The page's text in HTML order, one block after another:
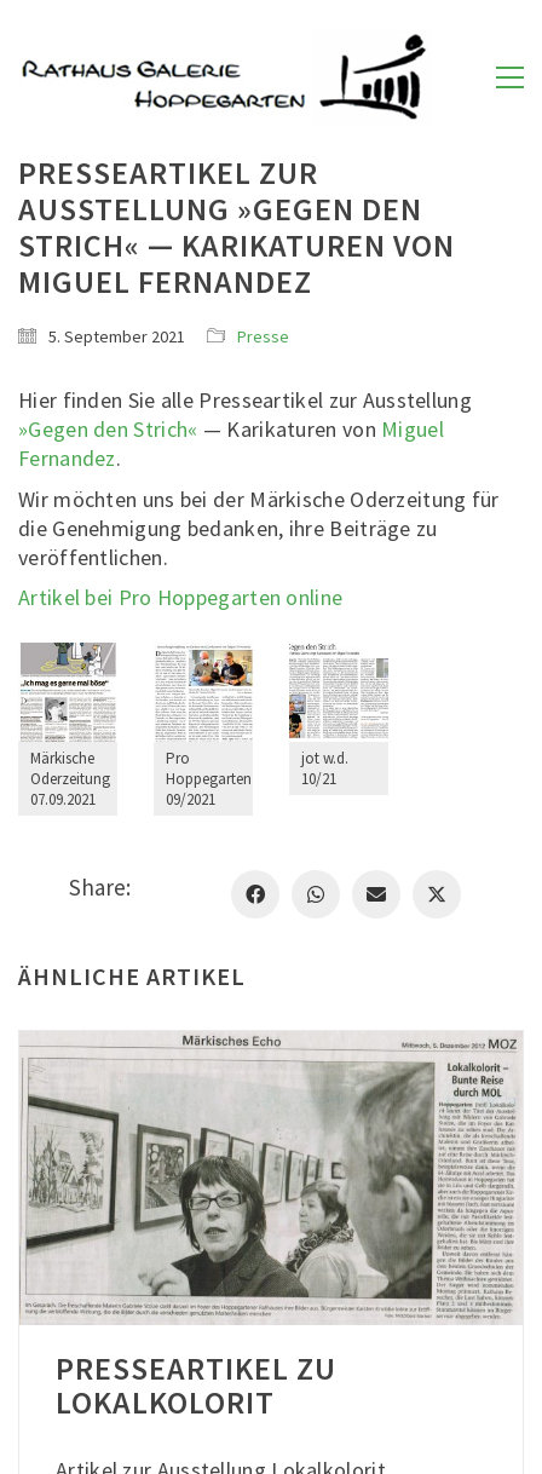
PRESSEARTIKEL ZUR
AUSSTELLUNG »GEGEN DEN
STRICH« — KARIKATUREN VON
MIGUEL FERNANDEZ
5. September 2021 Presse
Hier finden Sie alle Presseartikel zur Ausstellung
»Gegen den Strich« — Karikaturen von Miguel
Fernandez.
Wir möchten uns bei der Märkische Oderzeitung für
die Genehmigung bedanken, ihre Beiträge zu
veröffentlichen.
Artikel bei Pro Hoppegarten online
Märkische
Oderzeitung
07.09.2021
Pro
Hoppegarten
09/2021
jot w.d.
10/21
Share:
ÄHNLICHE ARTIKEL
PRESSEARTIKEL ZU
LOKALKOLORIT